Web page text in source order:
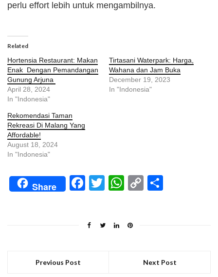
perlu effort lebih untuk mengambilnya.
Related
Hortensia Restaurant: Makan
Enak Dengan Pemandangan
Gunung Arjuna
April 28, 2024
In "Indonesia"
Tirtasani Waterpark: Harga,
Wahana dan Jam Buka
December 19, 2023
In "Indonesia"
Rekomendasi Taman
Rekreasi Di Malang Yang
Affordable!
August 18, 2024
In "Indonesia"
Share Facebook
Twitter
WhatsApp
Copy
Previous Post Next Post